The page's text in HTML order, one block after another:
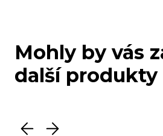
Mohly by vás
další produkty